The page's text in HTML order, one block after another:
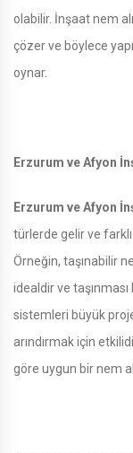
olabilir. İnşaat nem
çözer ve böylece
oynar.
Erzurum ve Afyon
Erzurum ve Afyon
türlerde gelir ve farklı
Örneğin, taşınabilir
idealdir ve
sistemleri büyük
arındırmak için
göre uygun bir nem